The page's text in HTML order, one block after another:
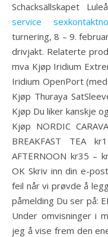
Schacksällskapet
service
turnering, 8 – 9.
drivjakt. Relaterte
mva Kjøp Iridium
Iridium OpenPort
Kjøp Thuraya
Kjøp Du liker kanskje
Kjøp NORDIC
BREAKFAST TEA
AFTERNOON kr35 –
OK Skriv inn din e-
feil når vi prøvde å
påmelding Du ser på:
Under omvisninger i
jeg å vise frem den